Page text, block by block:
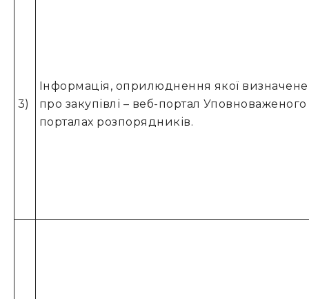
3)
Інформація, оприлюднення якої визначене
про закупівлі – веб-портал
порталах розпорядників.